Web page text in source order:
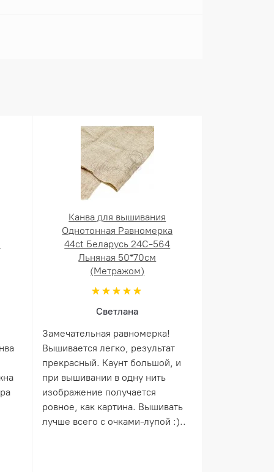
Канва для вышивания
Однотонная Равномерка
44ct Беларусь 24С-564
Льняная 50*70см
(Метражом)
Светлана
Замечательная равномерка!
Вышивается легко, результат
прекрасный. Каунт большой, и
при вышивании в одну нить
изображение получается
ровное, как картина. Вышивать
лучше всего с очками-лупой :)..